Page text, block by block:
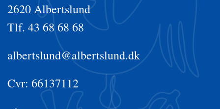
2620 Albertslund
Tlf. 43 68 68 68
albertslund@albertslund.dk
Cvr: 66137112